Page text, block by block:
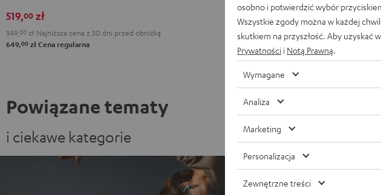
Misty
Green
Night
BlackWhiteBlue
519,00 zł
349, 00 zł Najniższa cena z 30 dni przed obniżką
649,00 zł Cena regularna
Powiązane tematy
i ciekawe kategorie
osobno i potwierdzić wybór
Wszystkie zgody można w każdej
skutkiem na przyszłość. Aby uzyskać
Prywatności i Notą Prawną
Wymagane
Analiza
Marketing
Personalizacja
Zewnętrzne treści